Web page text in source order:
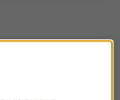
widać